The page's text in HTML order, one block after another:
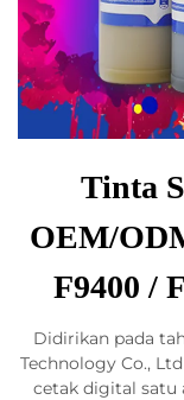
Tinta
OEM/
F9400 /
Didirikan pada
Technology Co.,
cetak digital satu